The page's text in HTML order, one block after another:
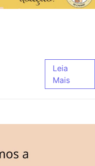
Leia
Mais